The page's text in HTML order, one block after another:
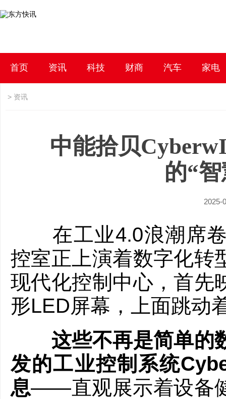
首页 资讯 科技 财商 汽车 家电
> 资讯
中能拾贝
的“
2025-
在工业4.0浪潮席卷
控室正上演着数字化转
现代化控制中心，首先
形LED屏幕，上面跳动
这些不再是简单的
发的工业控制系统
息——直观展示着设备